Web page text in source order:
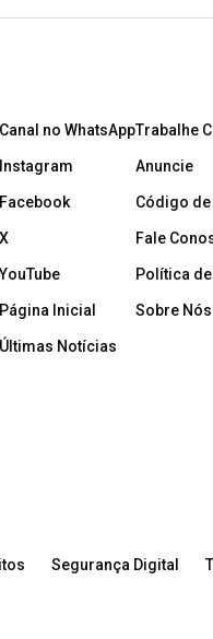
Canal no WhatsApp
Instagram
Facebook
X
YouTube
Página Inicial
Últimas Notícias
Trabalhe
Anuncie
Código de
Fale
Política
Sobre Nós
Segurança Digital